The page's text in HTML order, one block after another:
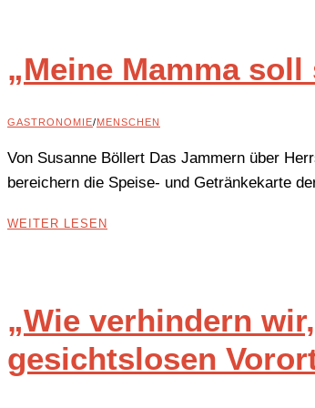
„Meine Mamma
GASTRONOMIE/MENSCHEN
Von Susanne Böllert Das Jammern über
bereichern die Speise- und Getränkekarte
WEITER LESEN
„Wie verhindern
gesichtslosen